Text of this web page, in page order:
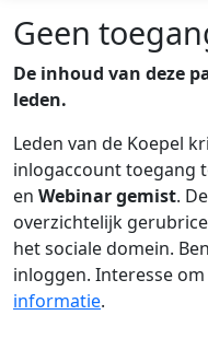
Geen
De inhoud van deze
leden.
Leden van de Koepel
inlogaccount toegang
en Webinar gemist.
overzichtelijk
het sociale domein.
inloggen. Interesse
informatie.